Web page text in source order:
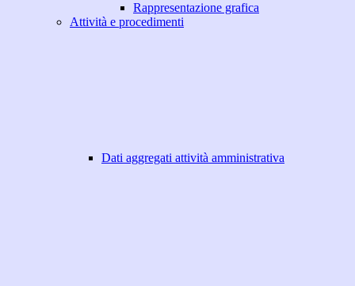
Rappresentazione grafica
Attività e procedimenti
Dati aggregati attività amministrativa